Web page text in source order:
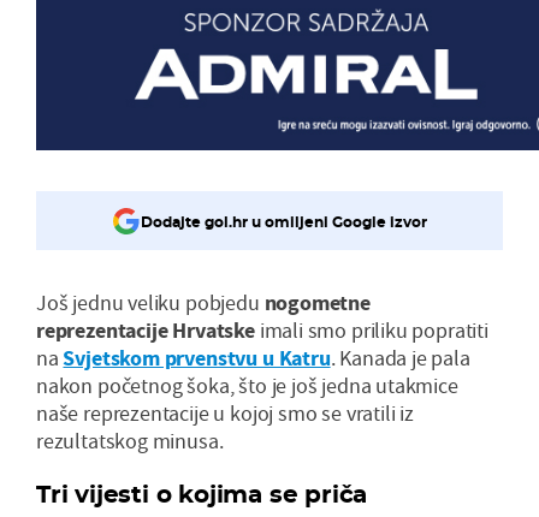
Dodajte gol.hr u omiljeni Google izvor
Još jednu veliku pobjedu nogometne
reprezentacije Hrvatskeimali smo priliku popratiti
naSvjetskom prvenstvu u Katru. Kanada je pala
nakon početnog šoka, što je još jedna utakmice
naše reprezentacije u kojoj smo se vratili iz
rezultatskog minusa.
Tri vijesti o kojima se priča